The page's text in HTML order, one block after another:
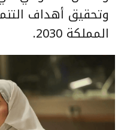
وتحقيق أهداف
المملكة 2030.